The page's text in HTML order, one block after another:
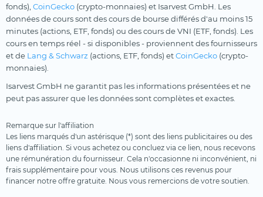
fonds), CoinGecko (crypto-monnaies) et Isarvest GmbH. Les
données de cours sont des cours de bourse différés d'au moins 15
minutes (actions, ETF, fonds) ou des cours de VNI (ETF, fonds). Les
cours en temps réel - si disponibles - proviennent des fournisseurs
et de Lang & Schwarz (actions, ETF, fonds) etCoinGecko (crypto-
monnaies).
Isarvest GmbH ne garantit pas les informations présentées et ne
peut pas assurer que les données sont complètes et exactes.
Remarque sur l'affiliation
Les liens marqués d'un astérisque (*) sont des liens publicitaires ou des
liens d'affiliation. Si vous achetez ou concluez via ce lien, nous recevons
une rémunération du fournisseur. Cela n'occasionne ni inconvénient, ni
frais supplémentaire pour vous. Nous utilisons ces revenus pour
financer notre offre gratuite. Nous vous remercions de votre soutien.